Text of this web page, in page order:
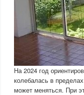
На 2024 год
колебалась в
может меняться. При